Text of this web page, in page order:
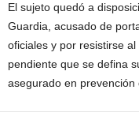
El sujeto quedó a
Guardia, acusado de
oficiales y por resistirse
pendiente que se defina
asegurado en prevención